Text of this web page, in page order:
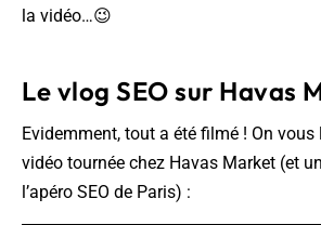
la vidéo…😉
Le vlog SEO sur Havas
Evidemment, tout a été filmé ! On
vidéo tournée chez Havas Market (et
l’apéro SEO de Paris) :